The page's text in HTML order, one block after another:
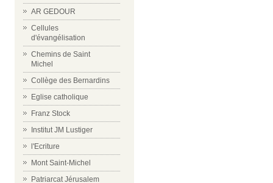
AR GEDOUR
Cellules
d'évangélisation
Chemins de Saint
Michel
Collège des Bernardins
Eglise catholique
Franz Stock
Institut JM Lustiger
l'Ecriture
Mont Saint-Michel
Patriarcat Jérusalem